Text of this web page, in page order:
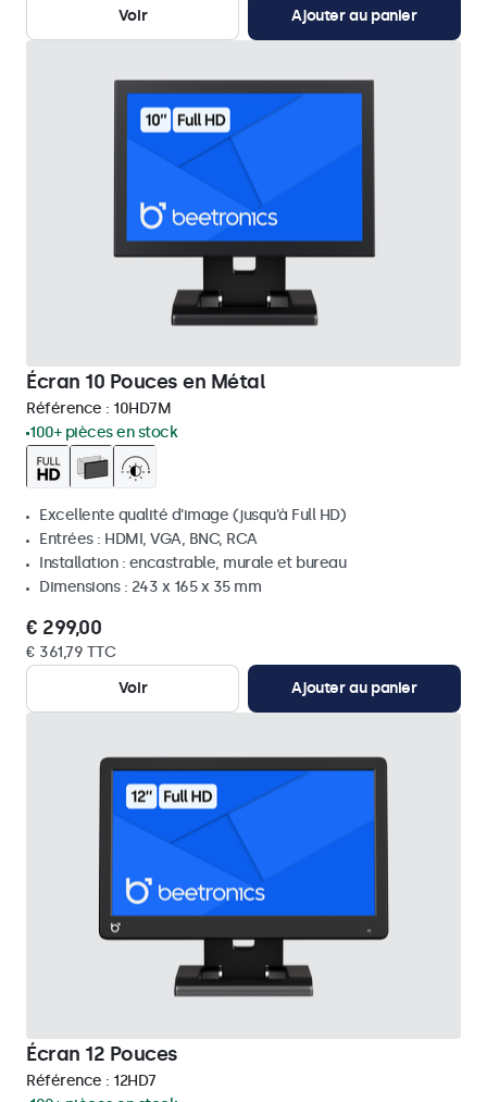
Voir
Ajouter au panier
Écran 10 Pouces en Métal
Référence : 10HD7M
100+ pièces en stock
Excellente qualité d'image (jusqu'à Full HD)
Entrées : HDMI, VGA, BNC, RCA
Installation : encastrable, murale et bureau
Dimensions : 243 x 165 x 35 mm
€ 299,00
€ 361,79 TTC
Voir
Ajouter au panier
Écran 12 Pouces
Référence : 12HD7